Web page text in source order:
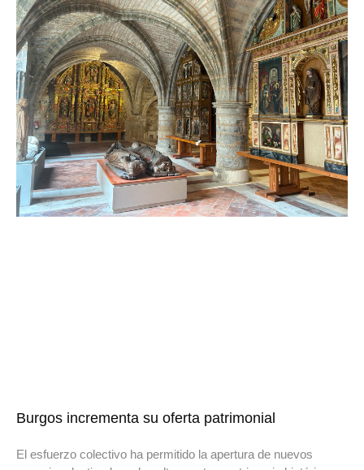
Burgos incrementa su oferta patrimonial
El esfuerzo colectivo ha permitido la apertura de nuevos